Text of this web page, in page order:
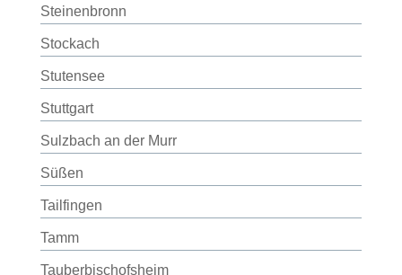
Steinenbronn
Stockach
Stutensee
Stuttgart
Sulzbach an der Murr
Süßen
Tailfingen
Tamm
Tauberbischofsheim